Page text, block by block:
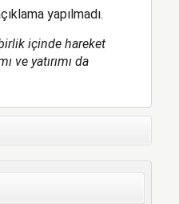
yapılmadı.
içinde hareket
ve yatırımı da